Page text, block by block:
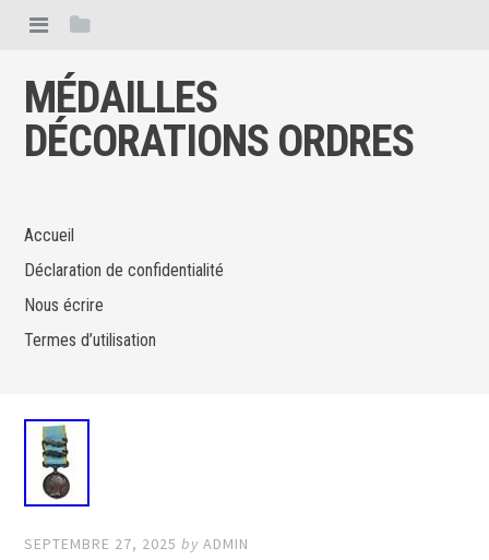
MÉDAILLES
DÉCORATIONS ORDRES
Accueil
Déclaration de confidentialité
Nous écrire
Termes d’utilisation
SEPTEMBRE 27, 2025 byADMIN